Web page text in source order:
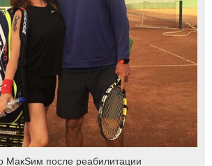
МакSим после реабилитации